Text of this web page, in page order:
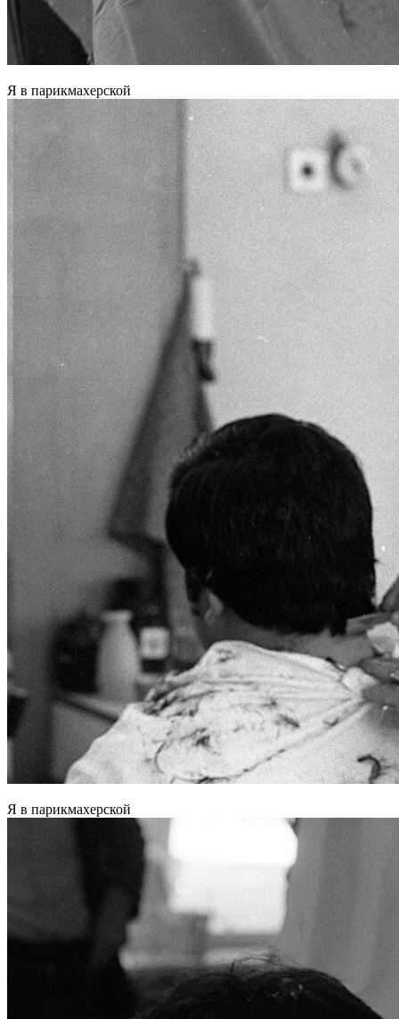
Я в парикмахерской
Я в парикмахерской